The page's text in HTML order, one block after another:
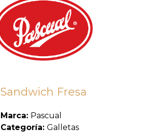
Sandwich Fresa
Marca: Pascual
Categoría: Galletas